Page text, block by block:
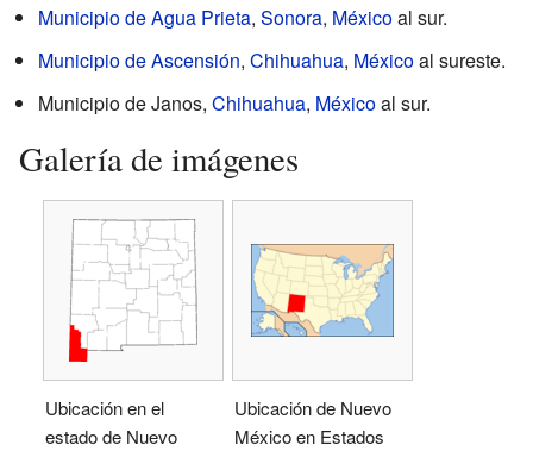
Municipio de Agua Prieta, Sonora, Méxicoal sur.
Municipio de Ascensión, Chihuahua, Méxicoal sureste.
Municipio de Janos, Chihuahua, Méxicoal sur.
Galería de imágenes
Ubicación en el
estado de Nuevo
Ubicación de Nuevo
México en Estados